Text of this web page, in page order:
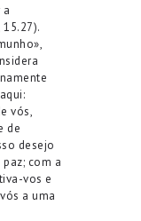
vós,
de
desejo
com a
vos e
a uma